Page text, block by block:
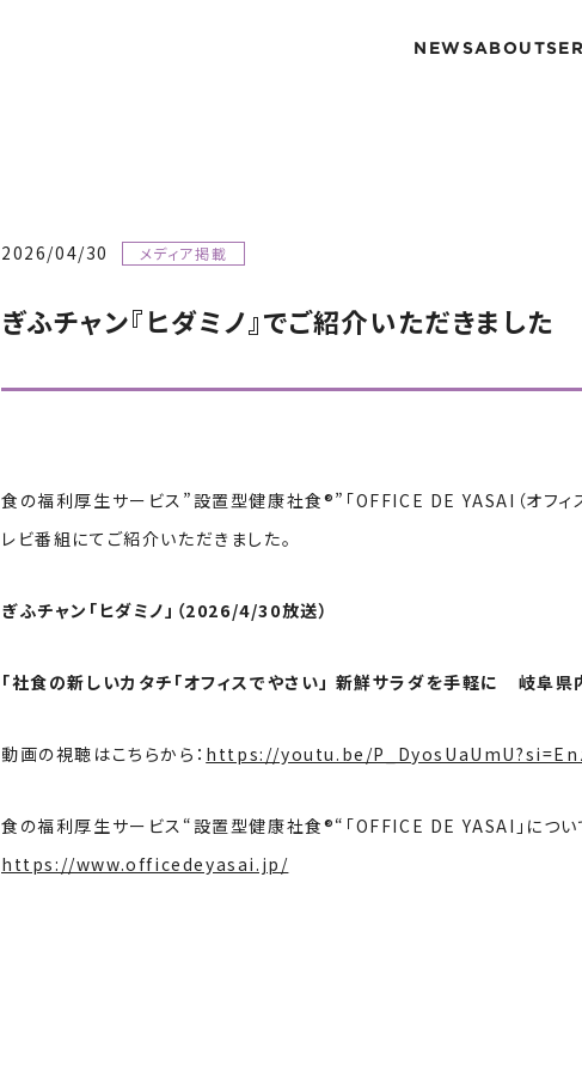
NEWSABOUT
2026/04/30 メディア掲載
ぎふチャン『ヒダミノ』でご紹介いただきました
食の福利厚生サービス”設置型健康社食®”「OFFICE DE YASAI（オフィス
レビ番組にてご紹介いただきました。
ぎふチャン「ヒダミノ」（2026/4/30放送）
「社食の新しいカタチ「オフィスでやさい」 新鮮サラダを手軽に 岐阜県
動画の視聴はこちらから： https://youtu.be/
食の福利厚生サービス“設置型健康社食®“「OFFICE DE YASAI」につい
https://www.officedeyasai.jp/